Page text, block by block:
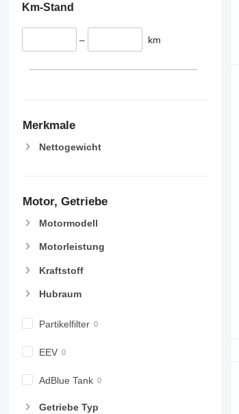
Km-Stand
– km
Merkmale
Nettogewicht
Motor, Getriebe
Motormodell
Motorleistung
Kraftstoff
Hubraum
Partikelfilter
EEV
AdBlue Tank
Getriebe Typ